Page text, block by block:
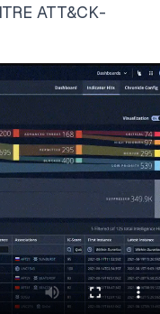
ATT&CK-